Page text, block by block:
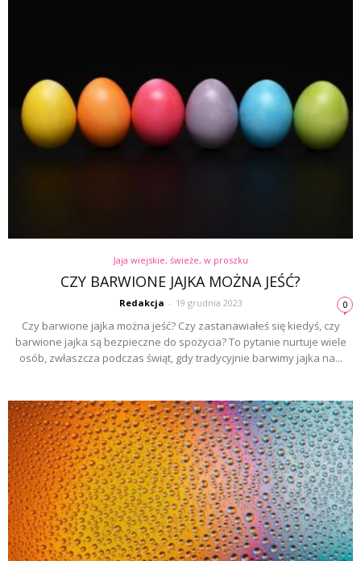
Jaja wiejskie, świeże, w proszku
CZY BARWIONE JAJKA MOŻNA JEŚĆ?
Redakcja - 19 grudnia 2023 0
Czy barwione jajka można jeść? Czy zastanawiałeś się kiedyś, czy
barwione jajka są bezpieczne do spożycia? To pytanie nurtuje wiele
osób, zwłaszcza podczas świąt, gdy tradycyjnie barwimy jajka na...